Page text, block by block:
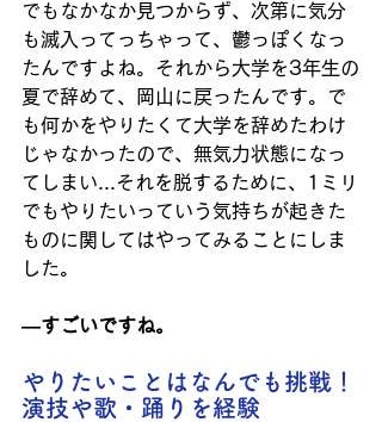
でもなかなか見つからず、次第に気分
も滅入ってっちゃって、鬱っぽくなっ
たんですよね。それから大学を3年生の
夏で辞めて、岡山に戻ったんです。で
も何かをやりたくて大学を辞めたわけ
じゃなかったので、無気力状態になっ
てしまい...それを脱するために、1ミリ
でもやりたいっていう気持ちが起きた
ものに関してはやってみることにしま
した。
―すごいですね。
やりたいことはなんでも挑戦！
演技や歌・踊りを経験